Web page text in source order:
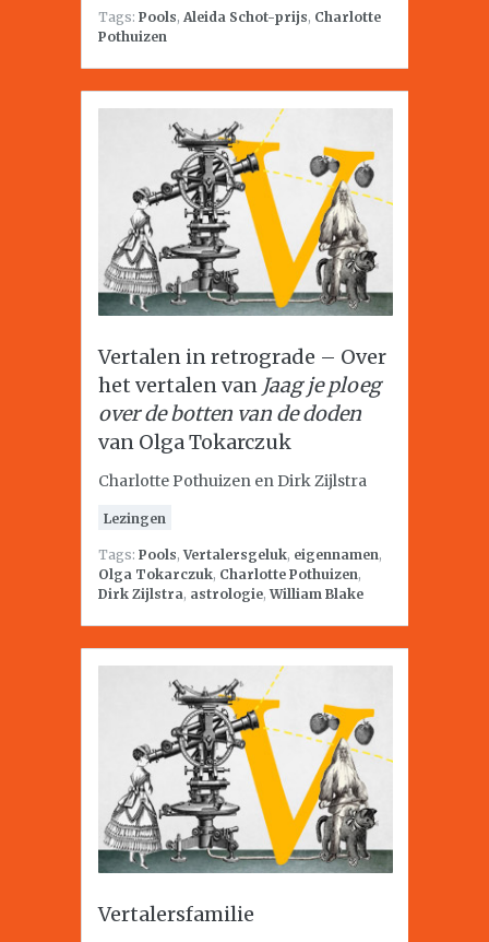
Tags: Pools, Aleida Schot-prijs, Charlotte
Pothuizen
Vertalen in retrograde – Over
het vertalen van Jaag je ploeg
over de botten van de doden
van Olga Tokarczuk
Charlotte Pothuizen en Dirk Zijlstra
Lezingen
Tags: Pools,Vertalersgeluk, eigennamen,
Olga Tokarczuk, Charlotte Pothuizen,
Dirk Zijlstra, astrologie,William Blake
Vertalersfamilie